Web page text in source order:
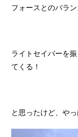
フォースとのバラ
ライトセイバーを
てくる！
と思ったけど、や